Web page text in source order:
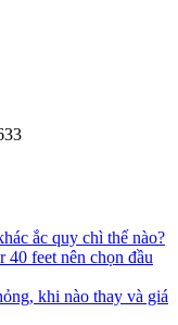
ắc quy chì thế nào?
40 feet nên chọn đầu
khi nào thay và giá